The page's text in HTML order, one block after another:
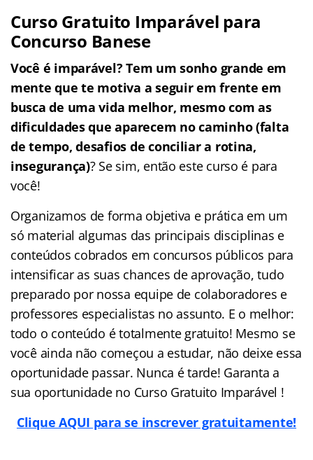
Curso Gratuito Imparável para
Concurso Banese
Você é imparável? Tem um sonho grande em
mente que te motiva a seguir em frente em
busca de uma vida melhor, mesmo com as
dificuldades que aparecem no caminho (falta
de tempo, desafios de conciliar a rotina,
insegurança)? Se sim, então este curso é para
você!
Organizamos de forma objetiva e prática em um
só material algumas das principais disciplinas e
conteúdos cobrados em concursos públicos para
intensificar as suas chances de aprovação, tudo
preparado por nossa equipe de colaboradores e
professores especialistas no assunto. E o melhor:
todo o conteúdo é totalmente gratuito! Mesmo se
você ainda não começou a estudar, não deixe essa
oportunidade passar. Nunca é tarde! Garanta a
sua oportunidade no Curso Gratuito Imparável !
Clique AQUI para se inscrever gratuitamente!